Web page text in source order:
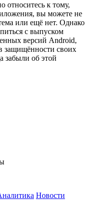
относитесь к тому,
вы можете не
или ещё нет. Однако
с выпуском
версий Android,
защищённости своих
забыли об этой
Новости